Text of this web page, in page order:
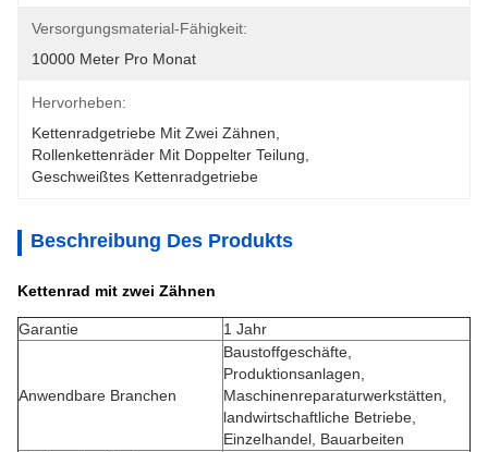
Versorgungsmaterial-Fähigkeit:
10000 Meter Pro Monat
Hervorheben:
Kettenradgetriebe Mit Zwei Zähnen
Rollenkettenräder Mit Doppelter Teilung
Geschweißtes Kettenradgetriebe
Beschreibung Des Produkts
Kettenrad mit zwei Zähnen
Garantie 1 Jahr
Anwendbare Branchen
Baustoffgeschäfte,
Produktionsanlagen,
Maschinenreparaturwerkstätten,
landwirtschaftliche Betriebe,
Einzelhandel, Bauarbeiten